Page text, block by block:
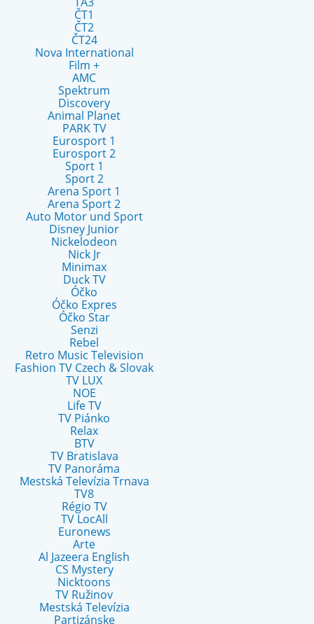
ČT1
ČT2
ČT24
Nova International
Film +
AMC
Spektrum
Discovery
Animal Planet
PARK TV
Eurosport 1
Eurosport 2
Sport 1
Sport 2
Arena Sport 1
Arena Sport 2
Auto Motor und Sport
Disney Junior
Nickelodeon
Nick Jr
Minimax
Duck TV
Óčko
Óčko Expres
Óčko Star
Senzi
Rebel
Retro Music Television
Fashion TV Czech & Slovak
TV LUX
NOE
Life TV
TV Piánko
Relax
BTV
TV Bratislava
TV Panoráma
Mestská Televízia Trnava
TV8
Régio TV
TV LocAll
Euronews
Arte
Al Jazeera English
CS Mystery
Nicktoons
TV Ružinov
Mestská Televízia
Partizánske